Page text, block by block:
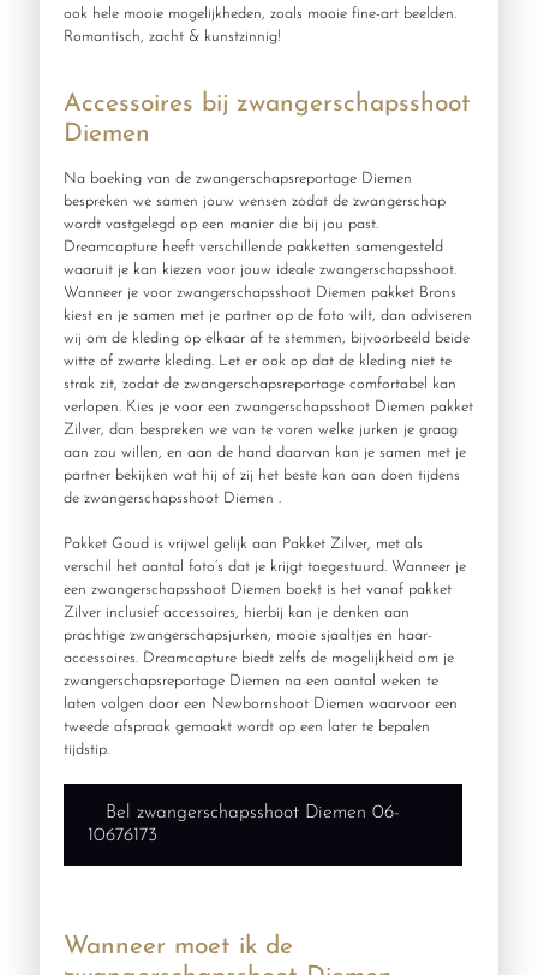
ook hele mooie mogelijkheden, zoals mooie fine-art beelden.
Romantisch, zacht & kunstzinnig!
Accessoires bij zwangerschapsshoot
Diemen
Na boeking van de zwangerschapsreportage Diemen
bespreken we samen jouw wensen zodat de zwangerschap
wordt vastgelegd op een manier die bij jou past.
Dreamcapture heeft verschillende pakketten samengesteld
waaruit je kan kiezen voor jouw ideale zwangerschapsshoot.
Wanneer je voor zwangerschapsshoot Diemen pakket Brons
kiest en je samen met je partner op de foto wilt, dan adviseren
wij om de kleding op elkaar af te stemmen, bijvoorbeeld beide
witte of zwarte kleding. Let er ook op dat de kleding niet te
strak zit, zodat de zwangerschapsreportage comfortabel kan
verlopen. Kies je voor een zwangerschapsshoot Diemen pakket
Zilver, dan bespreken we van te voren welke jurken je graag
aan zou willen, en aan de hand daarvan kan je samen met je
partner bekijken wat hij of zij het beste kan aan doen tijdens
de zwangerschapsshoot Diemen .
Pakket Goud is vrijwel gelijk aan Pakket Zilver, met als
verschil het aantal foto’s dat je krijgt toegestuurd. Wanneer je
een zwangerschapsshoot Diemen boekt is het vanaf pakket
Zilver inclusief accessoires, hierbij kan je denken aan
prachtige zwangerschapsjurken, mooie sjaaltjes en haar-
accessoires. Dreamcapture biedt zelfs de mogelijkheid om je
zwangerschapsreportage Diemen na een aantal weken te
laten volgen door een Newbornshoot Diemen waarvoor een
tweede afspraak gemaakt wordt op een later te bepalen
tijdstip.
Bel zwangerschapsshoot Diemen 06-
10676173
Wanneer moet ik de